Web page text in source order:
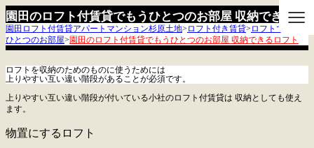
園田のロフト付賃貸でもうひとつのお部屋 収納できるロ
フト
ロフトを収納のためのものに使うためには
上りやすい互い違い階段があることが必須です。
上りやすい互い違い階段が付いている小社のロフト付賃貸は 収納としても使え
ます。
物置にするロフト
園田ロフト付賃貸アパートマンション杉原土地> ロフト付き賃貸> ロフトでもう
ひとつのお部屋> 園田のロフト付賃貸でもうひとつのお部屋 収納できるロフト
≡